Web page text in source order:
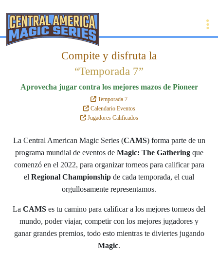
Compite y disfruta la
“Temporada 7”
Aprovecha jugar contra los mejores mazos de Pioneer
Temporada 7
Calendario Eventos
Jugadores Calificados
La Central American Magic Series (CAMS) forma parte de un
programa mundial de eventos de Magic: The Gatheringque
comenzó en el 2022, para organizar torneos para calificar para
el Regional Championship de cada temporada, el cual
orgullosamente representamos.
La CAMS es tu camino para calificar a los mejores torneos del
mundo, poder viajar, competir con los mejores jugadores y
ganar grandes premios, todo esto mientras te diviertes jugando
Magic.